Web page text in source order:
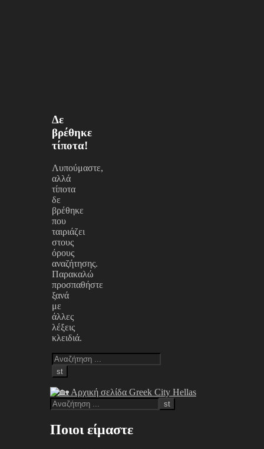
Δε
βρέθηκε
τίποτα!
Λυπούμαστε,
αλλά
τίποτα
δε
βρέθηκε
που
ταιριάζει
στους
όρους
αναζήτησης.
Παρακαλώ
προσπαθήστε
ξανά
με
άλλες
λέξεις
κλειδιά.
Ποιοι είμαστε